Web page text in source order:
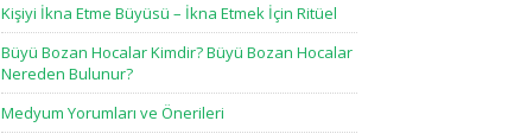
Kişiyi İkna Etme Büyüsü – İkna Etmek İçin Ritüel
Büyü Bozan Hocalar Kimdir? Büyü Bozan Hocalar
Nereden Bulunur?
Medyum Yorumları ve Önerileri